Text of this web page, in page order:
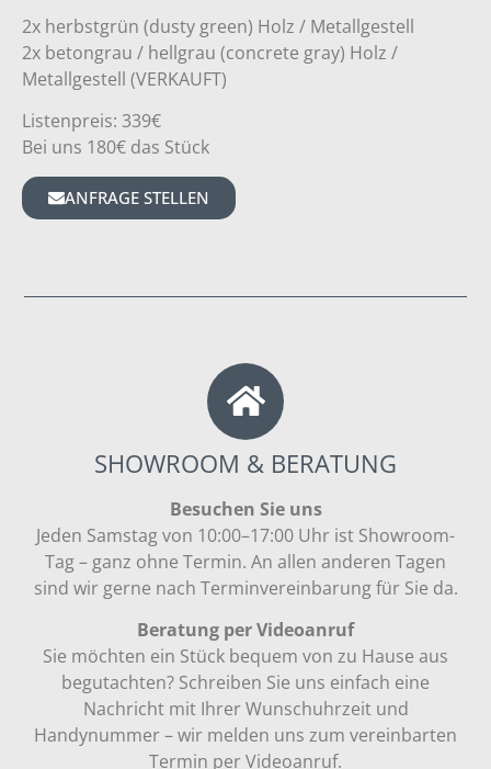
2x herbstgrün (dusty green) Holz / Metallgestell
2x betongrau / hellgrau (concrete gray) Holz /
Metallgestell (VERKAUFT)
Listenpreis: 339€
Bei uns 180€ das Stück
ANFRAGE STELLEN
SHOWROOM & BERATUNG
Besuchen Sie uns
Jeden Samstag von 10:00–17:00 Uhr ist Showroom-
Tag – ganz ohne Termin. An allen anderen Tagen
sind wir gerne nach Terminvereinbarung für Sie da.
Beratung per Videoanruf
Sie möchten ein Stück bequem von zu Hause aus
begutachten? Schreiben Sie uns einfach eine
Nachricht mit Ihrer Wunschuhrzeit und
Handynummer – wir melden uns zum vereinbarten
Termin per Videoanruf.